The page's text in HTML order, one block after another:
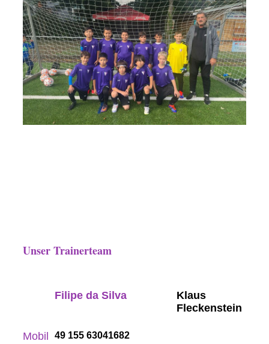
Unser Trainerteam
Filipe da Silva
Klaus
Fleckenstein
Mobil 49 155 63041682